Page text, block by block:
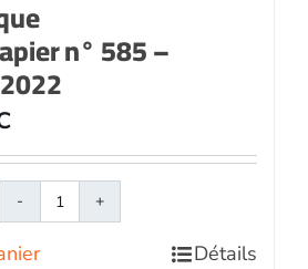
n° 585 –
quantité
Détails